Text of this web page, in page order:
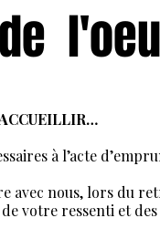
à l’acte
avec nous, lors du
votre ressenti et